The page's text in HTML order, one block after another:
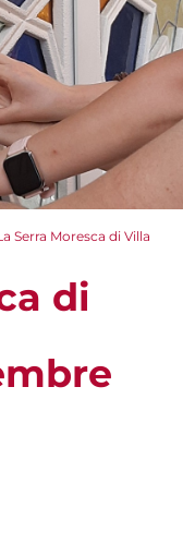
Serra Moresca di Villa
di